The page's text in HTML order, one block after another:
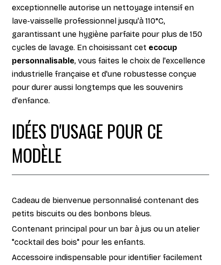
exceptionnelle autorise un nettoyage intensif en
lave-vaisselle professionnel jusqu'à 110°C,
garantissant une hygiène parfaite pour plus de 150
cycles de lavage. En choisissant cet ecocup
personnalisable, vous faites le choix de l'excellence
industrielle française et d'une robustesse conçue
pour durer aussi longtemps que les souvenirs
d'enfance.
IDÉES D'USAGE POUR CE
MODÈLE
Cadeau de bienvenue personnalisé contenant des
petits biscuits ou des bonbons bleus.
Contenant principal pour un bar à jus ou un atelier
"cocktail des bois" pour les enfants.
Accessoire indispensable pour identifier facilement